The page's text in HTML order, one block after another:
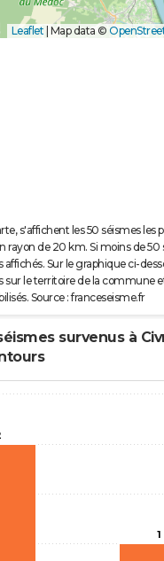
Leaflet | Map data ©
s'affichent les 50 séismes les
rayon de 20 km. Si moins de 50
Sur le graphique ci-
sur le territoire de la commune
Source : franceseisme.fr
survenus à
1